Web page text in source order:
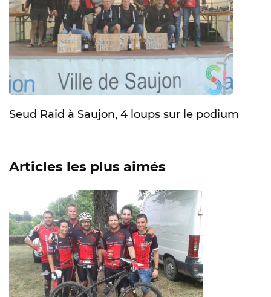
Seud Raid à Saujon, 4 loups sur le podium
Articles les plus aimés